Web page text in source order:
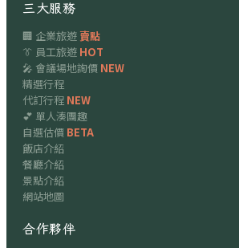
三大服務
🏢 企業旅遊賣點
👔 員工旅遊 HOT
🎤 會議場地詢價 NEW
精選行程
代訂行程 NEW
💕 單人湊團趣
自選估價 BETA
飯店介紹
餐廳介紹
景點介紹
網站地圖
合作夥伴